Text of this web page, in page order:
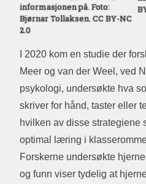
informasjonen på. Foto:
Bjørnar Tollaksen. CC BY-NC
2.0
I 2020 kom en studie der
Meer og van der Weel, ved
psykologi, undersøkte hva
skriver for hånd, taster eller
hvilken av disse strategiene
optimal læring i
Forskerne undersøkte
og funn viser tydelig at